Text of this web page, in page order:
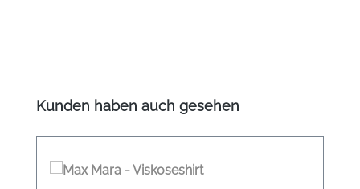
Produktgalerie überspringen
Kunden haben auch gesehen